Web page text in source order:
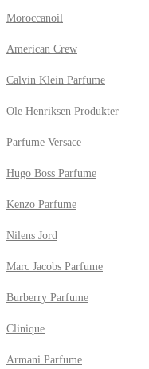
Moroccanoil
American Crew
Calvin Klein Parfume
Ole Henriksen Produkter
Parfume Versace
Hugo Boss Parfume
Kenzo Parfume
Nilens Jord
Marc Jacobs Parfume
Burberry Parfume
Clinique
Armani Parfume